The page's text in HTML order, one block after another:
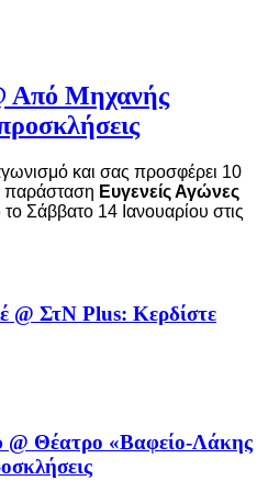
Από Μηχανής
και σας προσφέρει 10
παράσταση Ευγενείς Αγώνες
το Σάββατο 14 Ιανουαρίου στις
ΣτΝ Plus: Κερδίστε
@ Θέατρο «Βαφείο-Λάκης